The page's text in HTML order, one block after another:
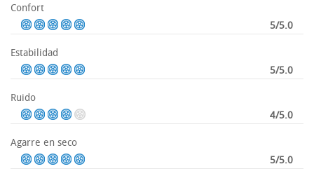
Confort
5/5.0
Estabilidad
5/5.0
Ruido
4/5.0
Agarre en seco
5/5.0